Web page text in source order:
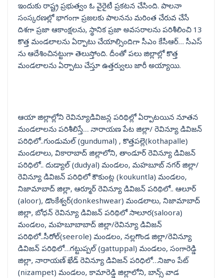
ఇందుకు రాష్ట్ర ప్రభుత్వం ఓ వైరైటీ ప్రకటన చేసింది. పాలనా
సంస్కరణల్లో భాగంగా ప్రజలకు పాలనను మరింత చేరువ చేసే
దిశగా ప్రజా ఆకాంక్షలను, స్థానిక ప్రజా అవసరాలను పరిశీలించి 13
కొత్త మండలాలను ఏర్పాటు చేయాల్సిందిగా సీఎం కేసీఆర్… సీఎస్
ను ఆదేశించినట్టుగా తెలుస్తోంది. దీంతో పలు జిల్లాల్లో కొత్త
మండలాలను ఏర్పాటు చేస్తూ ఉత్తర్వులు జారీ అయ్యాయి.
ఆయా జిల్లాల్లోని రెవిన్యూడివిజన్ల పరిథిల్లో ఏర్పాటయిన నూతన
మండలాలను పరిశీలిస్తే… నారాయణ పేట జిల్లా/ రెవిన్యూ డివిజన్
పరిధిలో..గుండుమల్ (gundumal) , కొత్తపల్లె(kothapalle)
మండలాలు, వికారాబాద్ జిల్లాలోని, తాండూర్ రెవిన్యూ డివిజన్
పరిధిలో.. దుడ్యాల్ (dudyal) మండలం, మహబూబ్ నగర్ జిల్లా/
రెవిన్యూ డివిజన్ పరిధిలో కౌకుంట్ల (koukuntla) మండలం,
నిజామాబాద్ జిల్లా, ఆర్మూర్ రెవిన్యూ డివిజన్ పరిథిలో.. ఆలూర్
(aloor), డొంకేశ్వర్(donkeshwear) మండలాలు, నిజామాబాద్
జిల్లా, బోధన్ రెవిన్యూ డివిజన్ పరిథిలో సాలూర(saloora)
మండలం, మహబూబాబాద్ జిల్లా/రెవిన్యూ డివిజన్
పరిథిలో..సీరోల్(seerole) మండలం, నల్లగొండ జిల్లా/రెవిన్యూ
డివిజన్ పరిథిలో…గట్టుప్పల్ (gattuppal) మండలం, సంగారెడ్డి
జిల్లా, నారాయణ్ ఖేడ్ రెవిన్యూ డివిజన్ పరిధిలో…నిజాం పేట్
(nizampet) మండలం, కామారెడ్డి జిల్లాలోని, బాన్స్ వాడ